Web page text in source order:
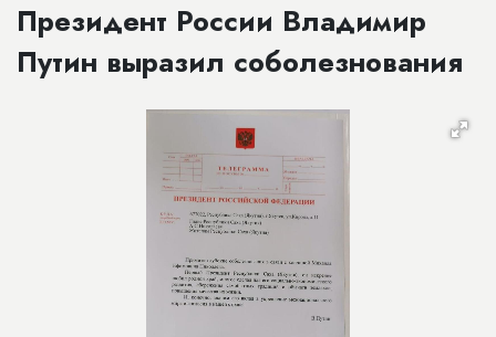
Президент России Владимир
Путин выразил соболезнования